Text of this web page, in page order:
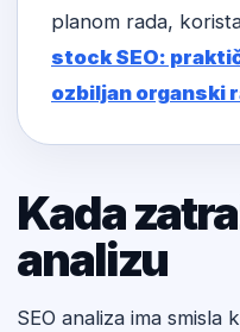
planom rada,
stock SEO:
ozbiljan organski
Kada
analizu
SEO analiza ima smisla